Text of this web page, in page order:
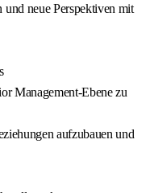
neue Perspektiven mit
Management-Ebene zu
aufzubauen und